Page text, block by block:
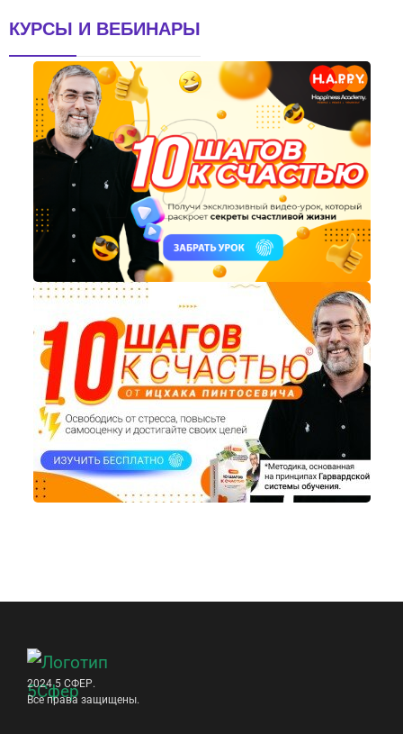
КУРСЫ И ВЕБИНАРЫ
2024 5 СФЕР.
Все права защищены.